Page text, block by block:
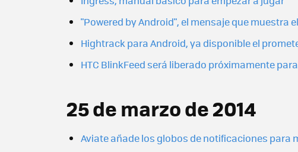
"Powered by Android", el mensaje que muestra
Hightrack para Android, ya disponible el
HTC BlinkFeed será liberado próximamente
25 de marzo de 2014
Aviate añade los globos de notificaciones para